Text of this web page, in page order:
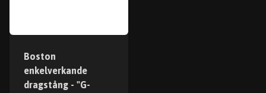
Boston
enkelverkande
dragstång - "G-